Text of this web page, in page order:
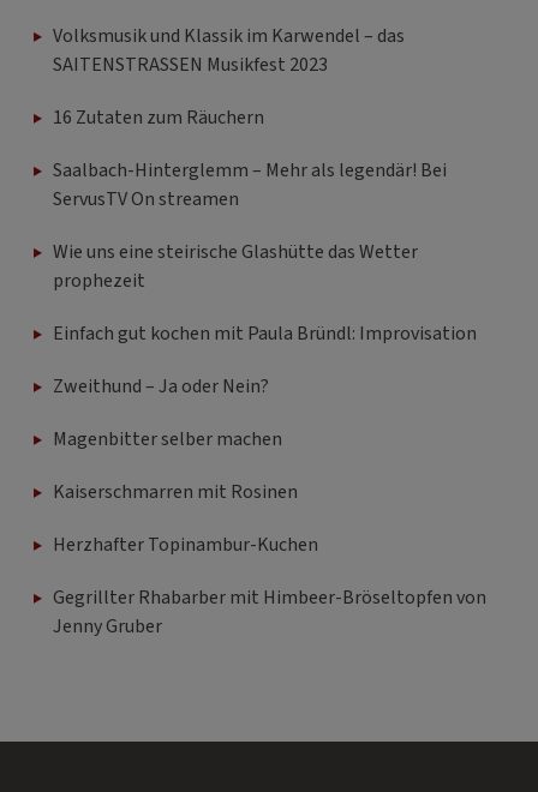
Volksmusik und Klassik im Karwendel – das
SAITENSTRASSEN Musikfest 2023
16 Zutaten zum Räuchern
Saalbach-Hinterglemm – Mehr als legendär! Bei
ServusTV On streamen
Wie uns eine steirische Glashütte das Wetter
prophezeit
Einfach gut kochen mit Paula Bründl: Improvisation
Zweithund – Ja oder Nein?
Magenbitter selber machen
Kaiserschmarren mit Rosinen
Herzhafter Topinambur-Kuchen
Gegrillter Rhabarber mit Himbeer-Bröseltopfen von
Jenny Gruber